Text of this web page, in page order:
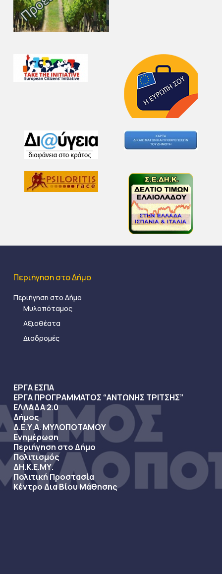
Περιήγηση στο Δήμο
Περιήγηση στο Δήμο
Μυλοπόταμος
Αξιοθέατα
Διαδρομές
ΕΡΓΑ ΕΣΠΑ
ΕΡΓΑ ΠΡΟΓΡΑΜΜΑΤΟΣ “ΑΝΤΩΝΗΣ ΤΡΙΤΣΗΣ”
ΕΛΛΑΔΑ 2.0
Δήμος
Δ.Ε.Υ.Α. ΜΥΛΟΠΟΤΑΜΟΥ
Ενημέρωση
Περιήγηση στο Δήμο
Πολιτισμός
ΔΗ.Κ.Ε.ΜΥ.
Πολιτική Προστασία
Κέντρο Δια Βίου Μάθησης